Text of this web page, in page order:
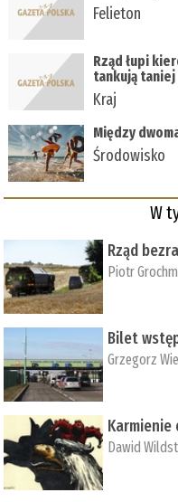
Felieton
Rząd łupi
tankują taniej
Kraj
Między
Środowisko
W
Rząd
Piotr
Bilet
Grzegorz
Karmienie
Dawid